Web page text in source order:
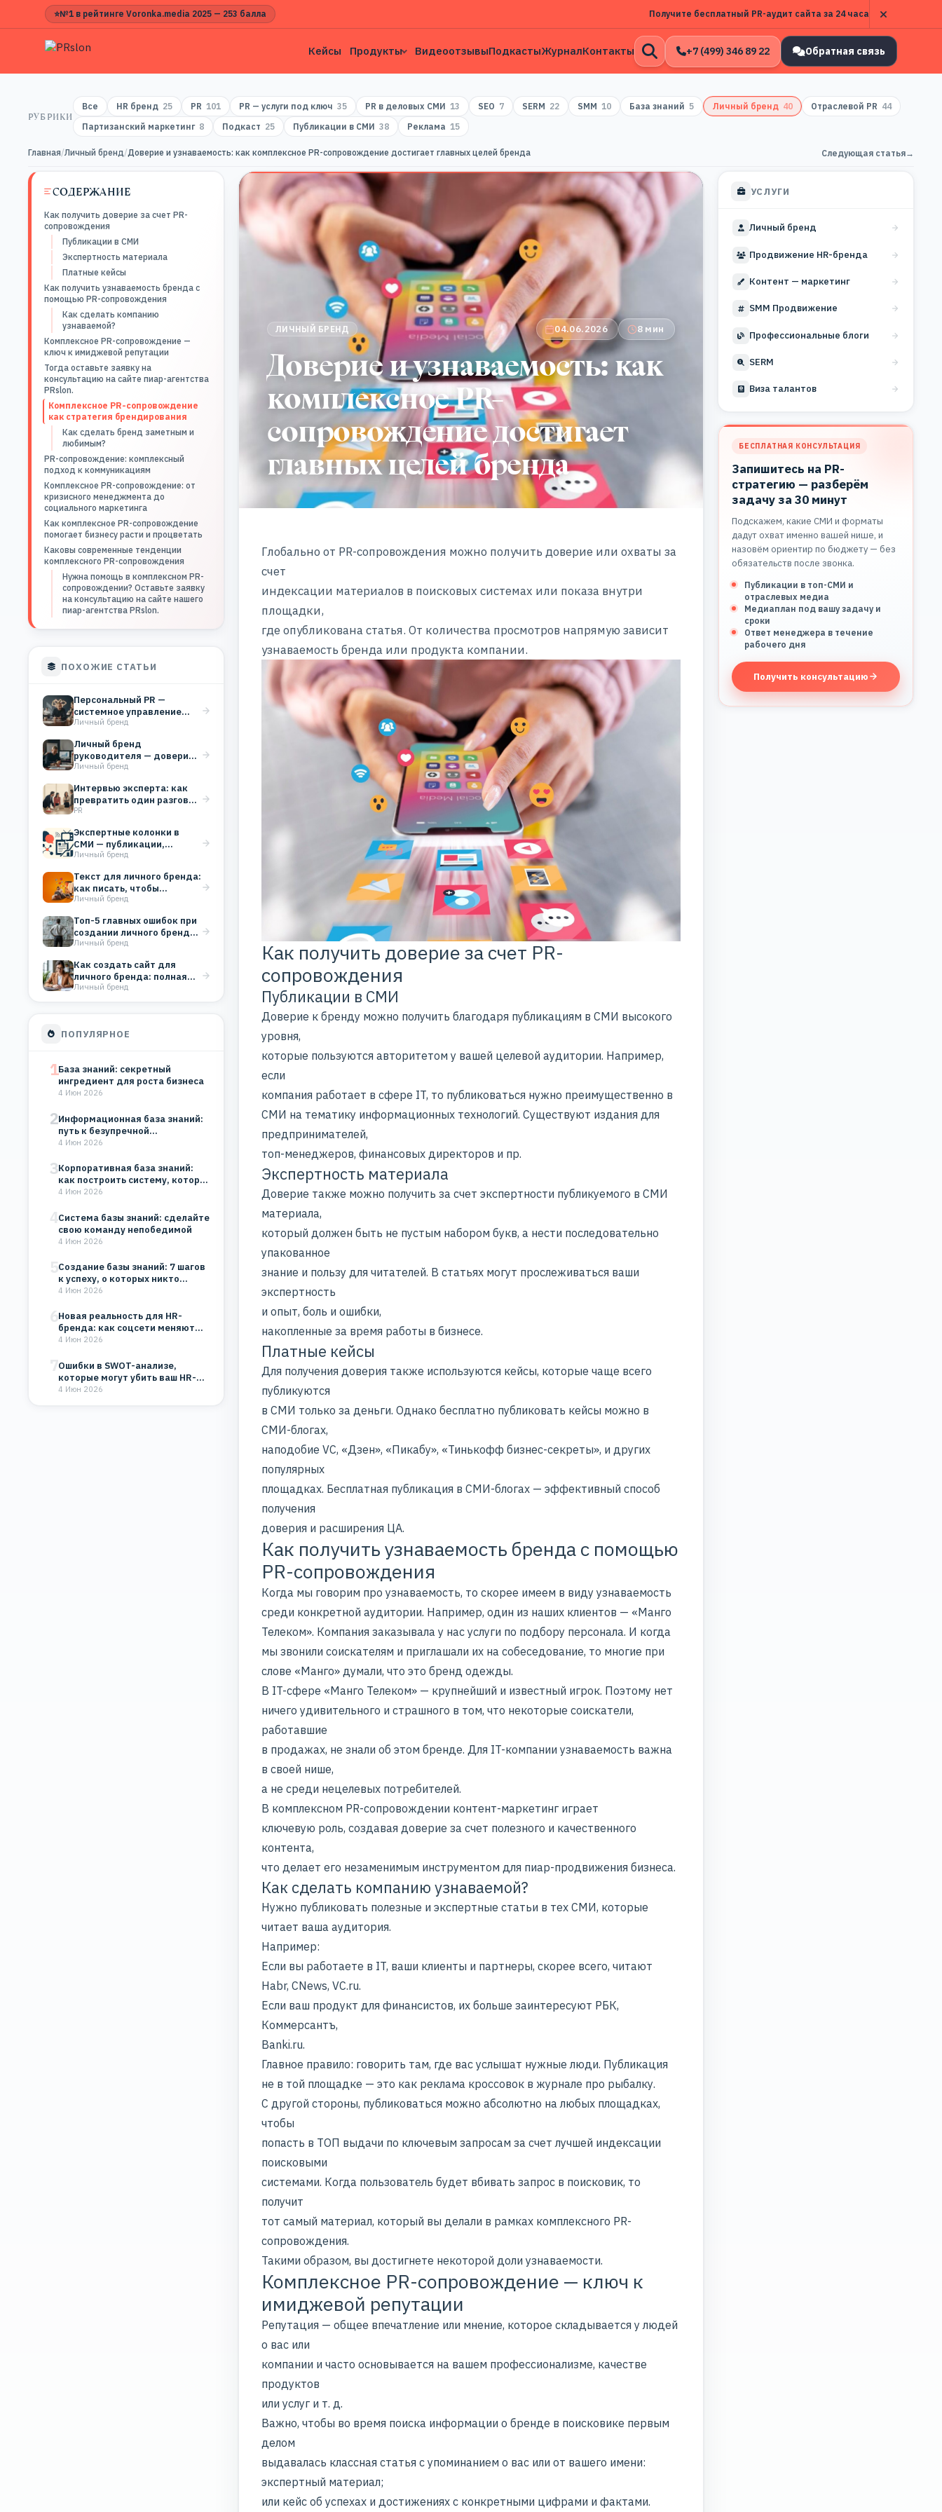
⭐№1 в рейтинге Voronka.media 2025 — 253 балла Получите бесплатный PR-аудит сайта за 24 часа
Кейсы Продукты ВидеоотзывыПодкастыЖурналКонтакты
Открыть
поиск
+7 (499) 346 89 22 Обратная связь
РУБРИКИ
Все HR бренд 25 PR 101 PR — услуги под ключ 35 PR в деловых СМИ 13 SEO 7 SERM 22 SMM 10 База знаний 5 Личный бренд 40 Отраслевой PR 44
Партизанский маркетинг 8 Подкаст 25 Публикации в СМИ 38 Реклама 15
Главная/Личный бренд/Доверие и узнаваемость: как комплексное PR-сопровождение достигает главных целей бренда Следующая статья→
СОДЕРЖАНИЕ
Как получить доверие за счет PR-
сопровождения
Публикации в СМИ
Экспертность материала
Платные кейсы
Как получить узнаваемость бренда с
помощью PR-сопровождения
Как сделать компанию
узнаваемой?
Комплексное PR-сопровождение —
ключ к имиджевой репутации
Тогда оставьте заявку на
консультацию на сайте пиар-агентства
PRslon.
Комплексное PR-сопровождение
как стратегия брендирования
Как сделать бренд заметным и
любимым?
PR-сопровождение: комплексный
подход к коммуникациям
Комплексное PR-сопровождение: от
кризисного менеджмента до
социального маркетинга
Как комплексное PR-сопровождение
помогает бизнесу расти и процветать
Каковы современные тенденции
комплексного PR-сопровождения
Нужна помощь в комплексном PR-
сопровождении? Оставьте заявку
на консультацию на сайте нашего
пиар-агентства PRslon.
ПОХОЖИЕ СТАТЬИ
Персональный PR —
системное управление
репутацией эксперта для
Личный бренд
Личный бренд
руководителя — доверие,
которое работает на
Личный бренд
Интервью эксперта: как
превратить один разговор
в системный PR
PR
Экспертные колонки в
СМИ — публикации,
которые строят
Личный бренд
Текст для личного бренда:
как писать, чтобы
вовлекать аудиторию
Личный бренд
Топ-5 главных ошибок при
создании личного бренда
(и как их…
Личный бренд
Как создать сайт для
личного бренда: полная
инструкция для старта
Личный бренд
ПОПУЛЯРНОЕ
1База знаний: секретный
ингредиент для роста бизнеса
4 Июн 2026
2Информационная база знаний:
путь к безупречной
организации
4 Июн 2026
3Корпоративная база знаний:
как построить систему, которая
будет работать на…
4 Июн 2026
4Система базы знаний: сделайте
свою команду непобедимой
4 Июн 2026
5Создание базы знаний: 7 шагов
к успеху, о которых никто…
4 Июн 2026
6Новая реальность для HR-
бренда: как соцсети меняют
восприятие компании
4 Июн 2026
7Ошибки в SWOT-анализе,
которые могут убить ваш HR-
бренд и бизнес
4 Июн 2026
ЛИЧНЫЙ БРЕНД 04.06.2026 8 мин
Доверие и узнаваемость: как
комплексное PR-
сопровождение достигает
главных целей бренда
Глобально от PR-сопровождения можно получить доверие или охваты за
счет
индексации материалов в поисковых системах или показа внутри
площадки,
где опубликована статья. От количества просмотров напрямую зависит
узнаваемость бренда или продукта компании.
Как получить доверие за счет PR-
сопровождения
Публикации в СМИ
Доверие к бренду можно получить благодаря публикациям в СМИ высокого
уровня,
которые пользуются авторитетом у вашей целевой аудитории. Например,
если
компания работает в сфере IT, то публиковаться нужно преимущественно в
СМИ на тематику информационных технологий. Существуют издания для
предпринимателей,
топ-менеджеров, финансовых директоров и пр.
Экспертность материала
Доверие также можно получить за счет экспертности публикуемого в СМИ
материала,
который должен быть не пустым набором букв, а нести последовательно
упакованное
знание и пользу для читателей. В статьях могут прослеживаться ваши
экспертность
и опыт, боль и ошибки,
накопленные за время работы в бизнесе.
Платные кейсы
Для получения доверия также используются кейсы, которые чаще всего
публикуются
в СМИ только за деньги. Однако бесплатно публиковать кейсы можно в
СМИ-блогах,
наподобие VC, «Дзен», «Пикабу», «Тинькофф бизнес-секреты», и других
популярных
площадках. Бесплатная публикация в СМИ-блогах — эффективный способ
получения
доверия и расширения ЦА.
Как получить узнаваемость бренда с помощью
PR-сопровождения
Когда мы говорим про узнаваемость, то скорее имеем в виду узнаваемость
среди конкретной аудитории. Например, один из наших клиентов — «Манго
Телеком». Компания заказывала у нас услуги по подбору персонала. И когда
мы звонили соискателям и приглашали их на собеседование, то многие при
слове «Манго» думали, что это бренд одежды.
В IT-сфере «Манго Телеком» — крупнейший и известный игрок. Поэтому нет
ничего удивительного и страшного в том, что некоторые соискатели,
работавшие
в продажах, не знали об этом бренде. Для IT-компании узнаваемость важна
в своей нише,
а не среди нецелевых потребителей.
В комплексном PR-сопровождении контент-маркетинг играет
ключевую роль, создавая доверие за счет полезного и качественного
контента,
что делает его незаменимым инструментом для пиар-продвижения бизнеса.
Как сделать компанию узнаваемой?
Нужно публиковать полезные и экспертные статьи в тех СМИ, которые
читает ваша аудитория.
Например:
Если вы работаете в IT, ваши клиенты и партнеры, скорее всего, читают
Habr, CNews, VC.ru.
Если ваш продукт для финансистов, их больше заинтересуют РБК,
Коммерсантъ,
Banki.ru.
Главное правило: говорить там, где вас услышат нужные люди. Публикация
не в той площадке — это как реклама кроссовок в журнале про рыбалку.
С другой стороны, публиковаться можно абсолютно на любых площадках,
чтобы
попасть в ТОП выдачи по ключевым запросам за счет лучшей индексации
поисковыми
системами. Когда пользователь будет вбивать запрос в поисковик, то
получит
тот самый материал, который вы делали в рамках комплексного PR-
сопровождения.
Такими образом, вы достигнете некоторой доли узнаваемости.
Комплексное PR-сопровождение — ключ к
имиджевой репутации
Репутация — общее впечатление или мнение, которое складывается у людей
о вас или
компании и часто основывается на вашем профессионализме, качестве
продуктов
или услуг и т. д.
Важно, чтобы во время поиска информации о бренде в поисковике первым
делом
выдавалась классная статья с упоминанием о вас или от вашего имени:
экспертный материал;
или кейс об успехах и достижениях с конкретными цифрами и фактами.
УСЛУГИ
Личный бренд
Продвижение HR-бренда
Контент — маркетинг
SMM Продвижение
Профессиональные блоги
SERM
Виза талантов
БЕСПЛАТНАЯ КОНСУЛЬТАЦИЯ
Запишитесь на PR-
стратегию — разберём
задачу за 30 минут
Подскажем, какие СМИ и форматы
дадут охват именно вашей нише, и
назовём ориентир по бюджету — без
обязательств после звонка.
Публикации в топ-СМИ и
отраслевых медиа
Медиаплан под вашу задачу и
сроки
Ответ менеджера в течение
рабочего дня
Получить консультацию